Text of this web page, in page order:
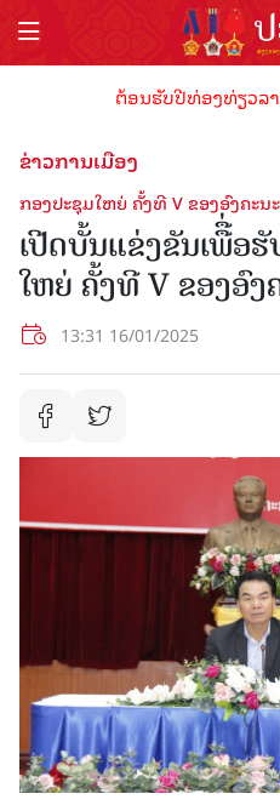
ຕ້ອນຮັບປີທ່ອງທ່ຽວລາວ
ຂ່າວການເມືອງ
ກອງປະຊຸມໃຫຍ່ ຄັ້ງທີ V ຂອງອົງຄະ
ເປີດບັ້ນແຂ່ງຂັນເພືື່ອ
ໃຫຍ່ ຄັ້ງທີ V ຂອງອົ
13:31 16/01/2025